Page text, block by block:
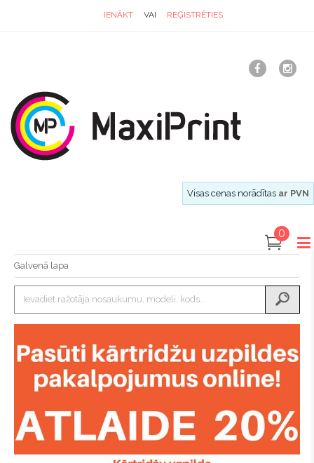
IENĀKT VAI REĢISTRĒTIES
Visas cenas norādītas ar PVN
0
Galvenā lapa